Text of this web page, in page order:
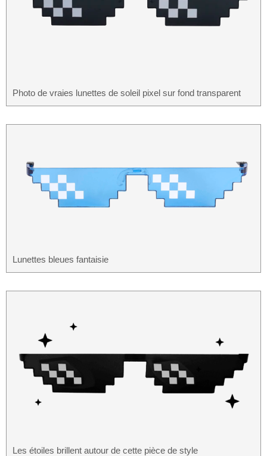
Photo de vraies lunettes de soleil pixel sur fond transparent
Lunettes bleues fantaisie
Les étoiles brillent autour de cette pièce de style